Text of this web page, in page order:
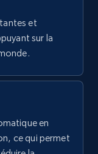
products
number,
gratuit
et
sur la
en
ce qui permet